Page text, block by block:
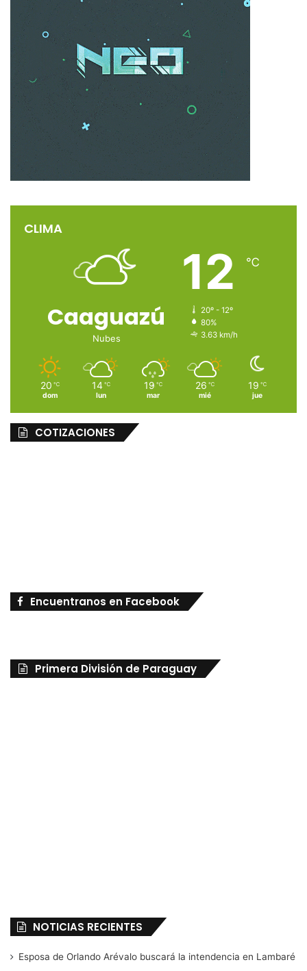
CLIMA
Caaguazú
Nubes
12 ℃
20º - 12º
80%
3.63 km/h
20 ℃
dom
14 ℃
lun
19 ℃
mar
26 ℃
mié
19 ℃
jue
COTIZACIONES
Encuentranos en Facebook
Primera División de Paraguay
NOTICIAS RECIENTES
Esposa de Orlando Arévalo buscará la intendencia en Lambaré